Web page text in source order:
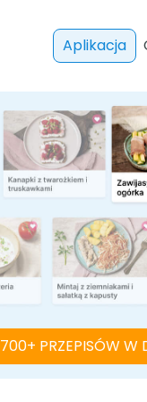
Aplikacja
700+ PRZEPISÓW W